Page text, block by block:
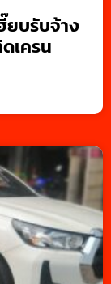
ยบรับจ้าง
เครน